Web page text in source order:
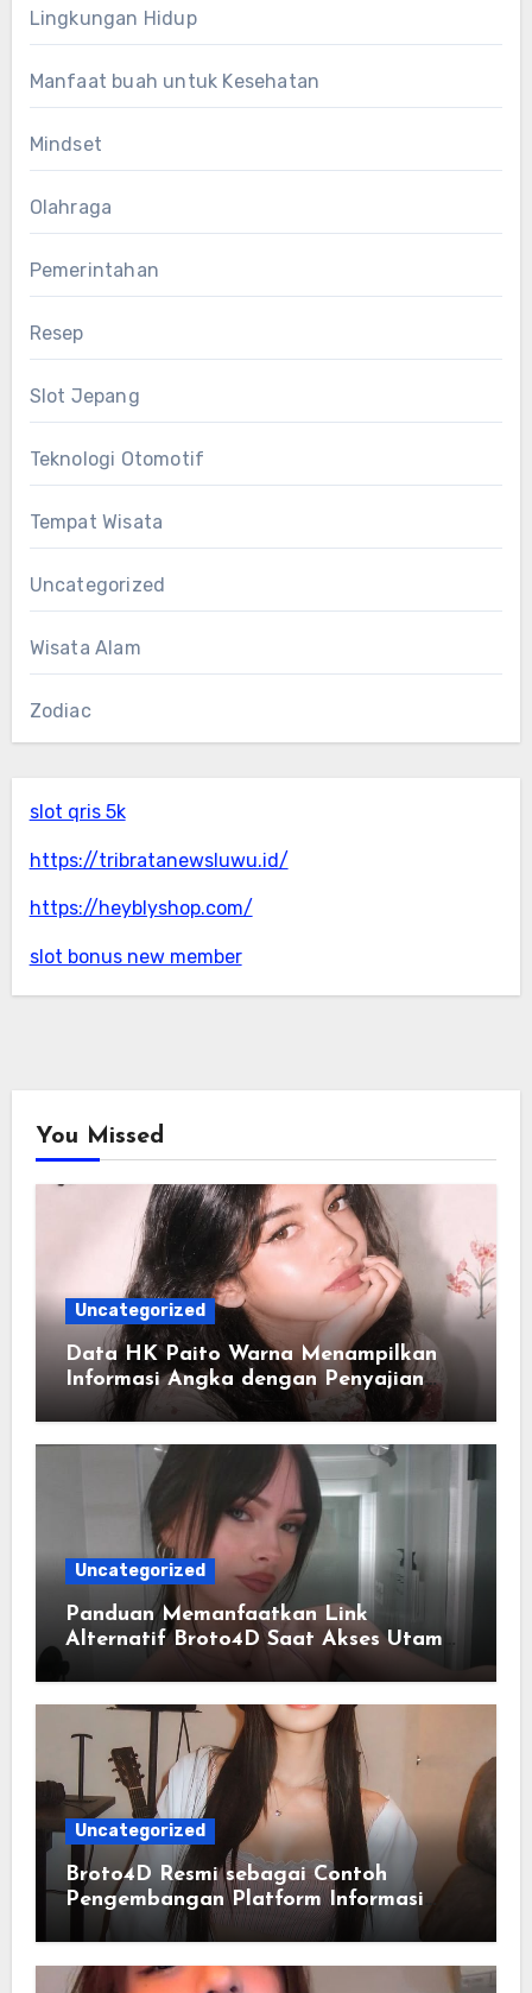
Lingkungan Hidup
Manfaat buah untuk Kesehatan
Mindset
Olahraga
Pemerintahan
Resep
Slot Jepang
Teknologi Otomotif
Tempat Wisata
Uncategorized
Wisata Alam
Zodiac
slot qris 5k
https://tribratanewsluwu.id/
https://heyblyshop.com/
slot bonus new member
You Missed
Uncategorized
Data HK Paito Warna Menampilkan
Informasi Angka dengan Penyajian
yang Lebih Rapi dan Informatif
Uncategorized
Panduan Memanfaatkan Link
Alternatif Broto4D Saat Akses Utama
Mengalami Kendala
Uncategorized
Broto4D Resmi sebagai Contoh
Pengembangan Platform Informasi
yang Responsif terhadap Kebutuhan